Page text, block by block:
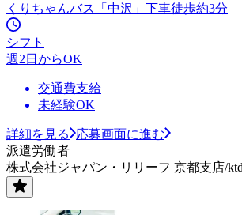
くりちゃんバス「中沢」下車徒歩約3分
シフト
週2日からOK
交通費支給
未経験OK
詳細を見る
応募画面に進む
派遣労働者
株式会社ジャパン・リリーフ 京都支店/